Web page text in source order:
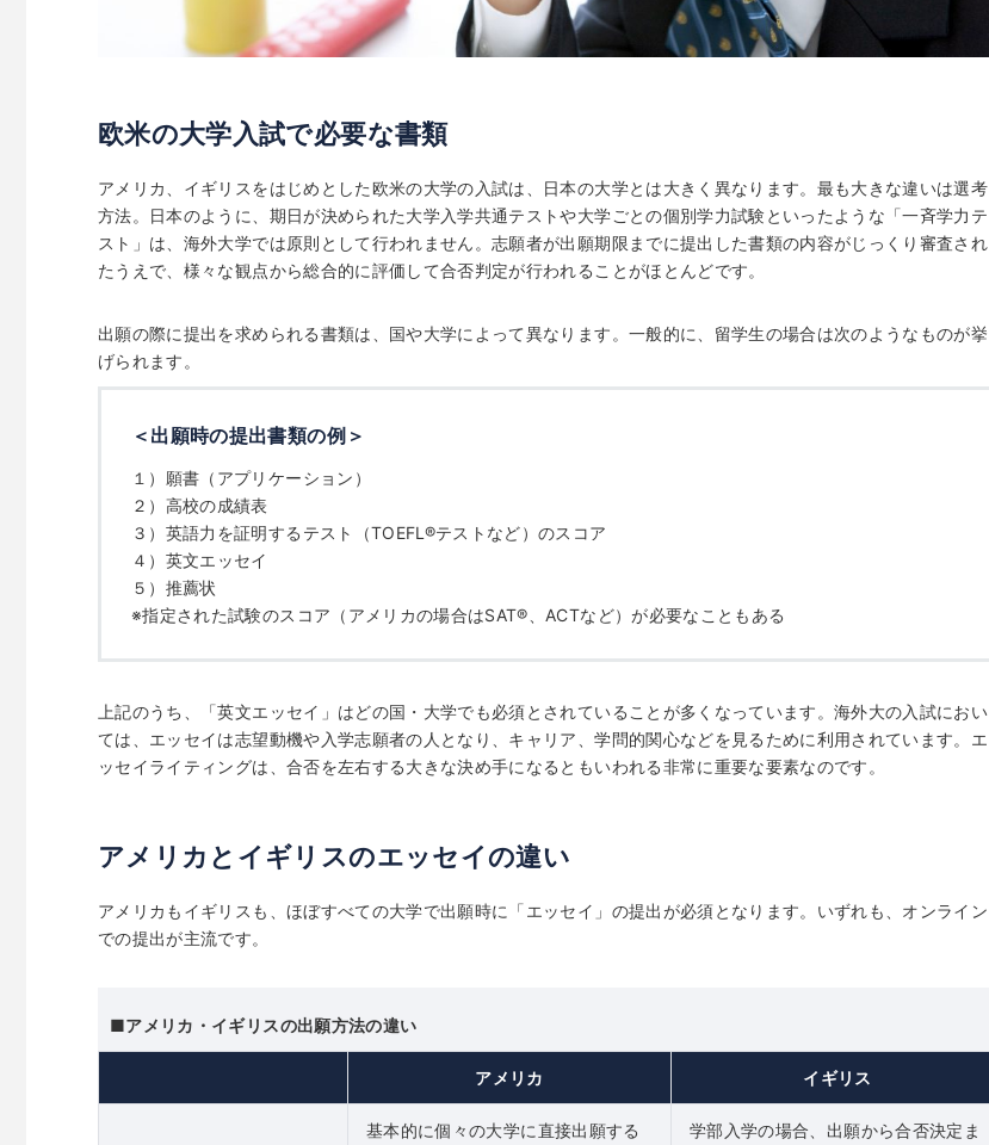
欧米の大学入試で必要な書類
アメリカ、イギリスをはじめとした欧米の大学の入試は、日本の大学とは大きく異なります。最も大きな違いは選考
方法。日本のように、期日が決められた大学入学共通テストや大学ごとの個別学力試験といったような「一斉学力テ
スト」は、海外大学では原則として行われません。志願者が出願期限までに提出した書類の内容がじっくり審査され
たうえで、様々な観点から総合的に評価して合否判定が行われることがほとんどです。
出願の際に提出を求められる書類は、国や大学によって異なります。一般的に、留学生の場合は次のようなものが挙
げられます。
＜出願時の提出書類の例＞
１）願書（アプリケーション）
２）高校の成績表
３）英語力を証明するテスト（TOEFL ®テストなど）のスコア
４）英文エッセイ
５）推薦状
※指定された試験のスコア（アメリカの場合はSAT® 、ACTなど）が必要なこともある
上記のうち、「英文エッセイ」はどの国・大学でも必須とされていることが多くなっています。海外大の入試におい
ては、エッセイは志望動機や入学志願者の人となり、キャリア、学問的関心などを見るために利用されています。エ
ッセイライティングは、合否を左右する大きな決め手になるともいわれる非常に重要な要素なのです。
アメリカとイギリスのエッセイの違い
アメリカもイギリスも、ほぼすべての大学で出願時に「エッセイ」の提出が必須となります。いずれも、オンライン
での提出が主流です。
■アメリカ・イギリスの出願方法の違い
アメリカ イギリス
基本的に個々の大学に直接出願する
学部入学の場合、出願から合否決定ま